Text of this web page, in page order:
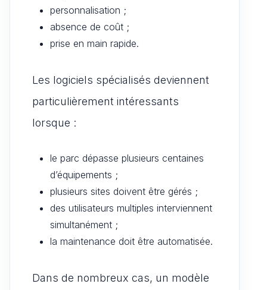
personnalisation ;
absence de coût ;
prise en main rapide.
Les logiciels spécialisés deviennent
particulièrement intéressants
lorsque :
le parc dépasse plusieurs centaines
d’équipements ;
plusieurs sites doivent être gérés ;
des utilisateurs multiples interviennent
simultanément ;
la maintenance doit être automatisée.
Dans de nombreux cas, un modèle